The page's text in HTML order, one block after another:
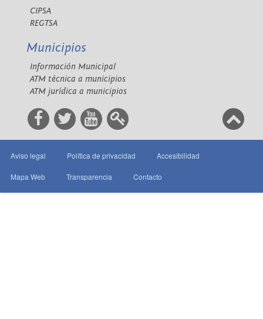
CIPSA
REGTSA
Municipios
Información Municipal
ATM técnica a municipios
ATM jurídica a municipios
Aviso legal Política de privacidad Accesibilidad
Mapa Web Transparencia Contacto